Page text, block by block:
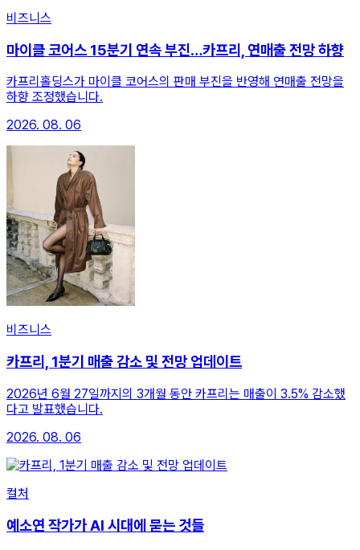
비즈니스
마이클 코어스 15분기 연속 부진…카프리, 연매출 전망 하향
카프리홀딩스가 마이클 코어스의 판매 부진을 반영해 연매출 전망을
하향 조정했습니다.
2026. 08. 06
비즈니스
카프리, 1분기 매출 감소 및 전망 업데이트
2026년 6월 27일까지의 3개월 동안 카프리는 매출이 3.5% 감소했
다고 발표했습니다.
2026. 08. 06
컬처
예소연 작가가 AI 시대에 묻는 것들